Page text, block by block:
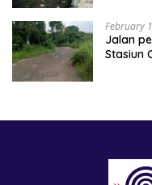
February
Jalan
Stasiun